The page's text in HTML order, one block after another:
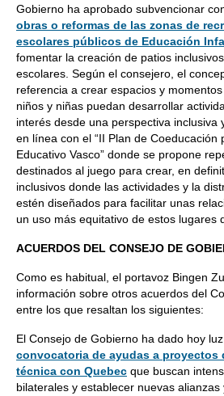
Gobierno ha aprobado subvencionar
obras o reformas de las zonas de
escolares públicos de Educación
fomentar la creación de patios
escolares. Según el consejero, el
referencia a crear espacios y
niños y niñas puedan desarrollar
interés desde una perspectiva inclusiva
en línea con el “II Plan de Coeducación
Educativo Vasco” donde se propone
destinados al juego para crear, en
inclusivos donde las actividades y la
estén diseñados para facilitar unas
un uso más equitativo de estos lugares
ACUERDOS DEL CONSEJO DE
Como es habitual, el portavoz Bingen
información sobre otros acuerdos del
entre los que resaltan los siguientes:
El Consejo de Gobierno ha dado hoy
convocatoria de ayudas a proyectos
técnica con Quebec que buscan
bilaterales y establecer nuevas